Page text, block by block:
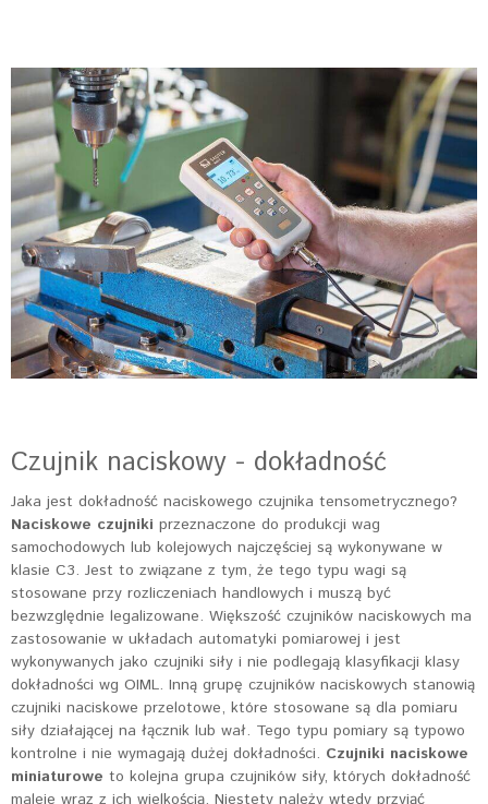
Czujnik naciskowy - dokładność
Jaka jest dokładność naciskowego czujnika tensometrycznego?
Naciskowe czujniki przeznaczone do produkcji wag
samochodowych lub kolejowych najczęściej są wykonywane w
klasie C3. Jest to związane z tym, że tego typu wagi są
stosowane przy rozliczeniach handlowych i muszą być
bezwzględnie legalizowane. Większość czujników naciskowych ma
zastosowanie w układach automatyki pomiarowej i jest
wykonywanych jako czujniki siły i nie podlegają klasyfikacji klasy
dokładności wg OIML. Inną grupę czujników naciskowych stanowią
czujniki naciskowe przelotowe, które stosowane są dla pomiaru
siły działającej na łącznik lub wał. Tego typu pomiary są typowo
kontrolne i nie wymagają dużej dokładności. Czujniki naciskowe
miniaturowe to kolejna grupa czujników siły, których dokładność